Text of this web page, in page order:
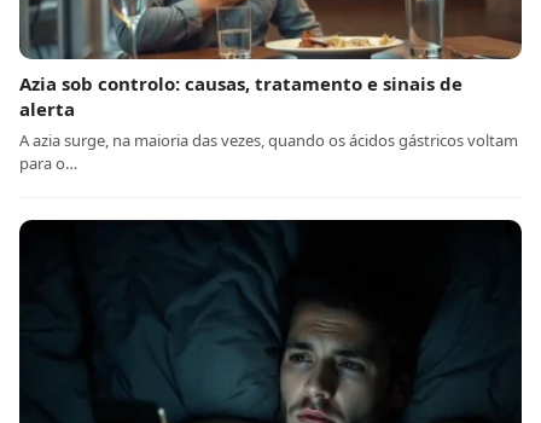
Azia sob controlo: causas, tratamento e sinais de
alerta
A azia surge, na maioria das vezes, quando os ácidos gástricos voltam
para o…